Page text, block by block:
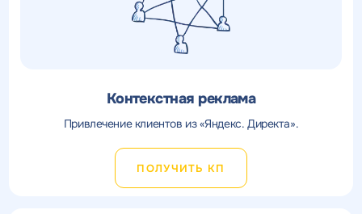
Контекстная реклама
Привлечение клиентов из «Яндекс. Директа».
ПОЛУЧИТЬ КП